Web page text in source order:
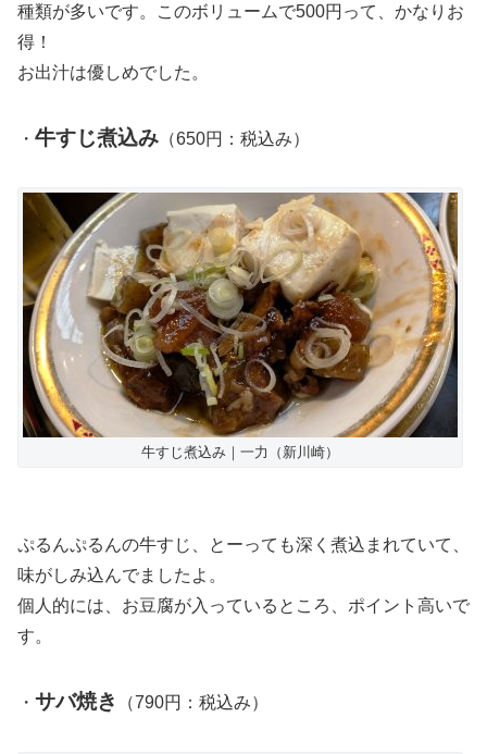
種類が多いです。このボリュームで500円って、かなりお
得！
お出汁は優しめでした。
・ 牛すじ煮込み （650円：税込み）
牛すじ煮込み｜一力（新川崎）
ぷるんぷるんの牛すじ、とーっても深く煮込まれていて、
味がしみ込んでましたよ。
個人的には、お豆腐が入っているところ、ポイント高いで
す。
・ サバ焼き （790円：税込み）